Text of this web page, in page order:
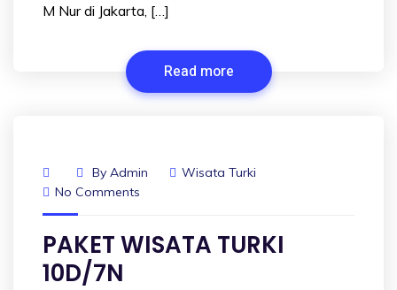
M Nur di Jakarta, […]
Read more
By Admin
Wisata Turki
No Comments
PAKET WISATA TURKI
10D/7N